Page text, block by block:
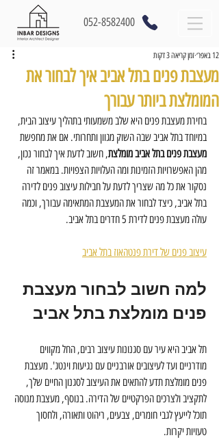
052-8582400
מעצבת פנים בתל אביב איך לבחור את
המומלצת ביותר עבורך
12 באפר׳ זמן קריאה 3 דקות
בחירת מעצבת פנים היא שלב משמעותי בתהליך עיצוב הבית,
במיוחד בתל אביב שבה השוק מגוון ותחרותי. אם את מחפשת
מעצבת פנים בתל אביב מומלצת, חשוב לדעת איך לבחור נכון,
מהן האפשרויות הזמינות ומה העלויות הצפויות. במאמר זה
נסקור את כל מה שצריך לדעת על חבילות עיצוב פנים לדירה
בתל אביב, כיצד לבחור את המעצבת המתאימה עבורך, וכמה
עולה מעצבת פנים לדירת 5 חדרים בתל אביב.
עיצוב פנים של דירת פנטהאוז בתל אביב
למה חשוב לבחור מעצבת
פנים מומלצת בתל אביב
תל אביב היא עיר עם סגנונות עיצוב רבים, החל מקווים
מודרניים ועד לעיצובים אורבניים עם נגיעות וינטג'. מעצבת
פנים מומלצת תדע להתאים את העיצוב לסגנון החיים שלך,
לתקציב ולצרכים הפרקטיים של הדירה. בנוסף, מעצבת מנוסה
תוכל לייעץ לגבי חומרים, צבעים, ריהוט ותאורה, ולחסוך
טעויות יקרות.